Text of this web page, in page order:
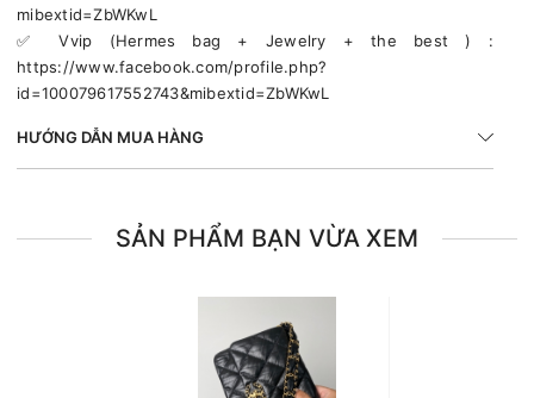
mibextid=ZbWKwL
✅️ Vvip (Hermes bag + Jewelry + the best ) :
https://www.facebook.com/profile.php?
id=100079617552743&mibextid=ZbWKwL
HƯỚNG DẪN MUA HÀNG
SẢN PHẨM BẠN VỪA XEM